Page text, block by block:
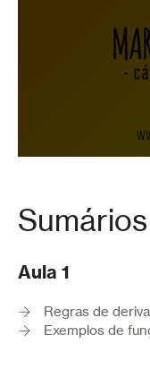
Aula 1
Regras de
Exemplos de